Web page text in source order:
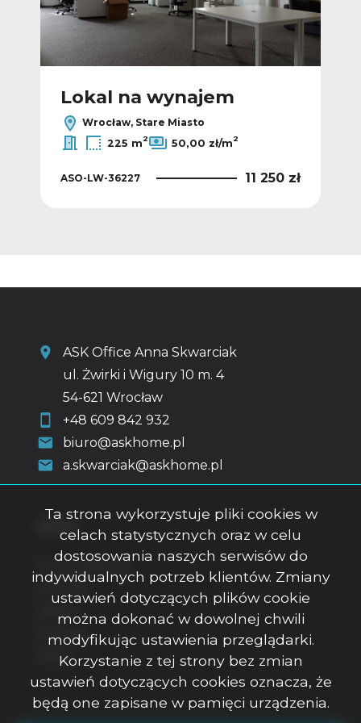
Lokal na wynajem
Wrocław, Stare Miasto
225 m2 50,00 zł/m2
ASO-LW-36227 11 250 zł
ASK Office Anna Skwarciak
ul. Żwirki i Wigury 10 m. 4
54-621 Wrocław
+48 609 842 932
biuro@askhome.pl
a.skwarciak@askhome.pl
Strona główna
O firmie
Kontakt
Rodo
Ta strona wykorzystuje pliki cookies w
celach statystycznych oraz w celu
dostosowania naszych serwisów do
indywidualnych potrzeb klientów. Zmiany
ustawień dotyczących plików cookie
można dokonać w dowolnej chwili
modyfikując ustawienia przeglądarki.
Korzystanie z tej strony bez zmian
ustawień dotyczących cookies oznacza, że
będą one zapisane w pamięci urządzenia.